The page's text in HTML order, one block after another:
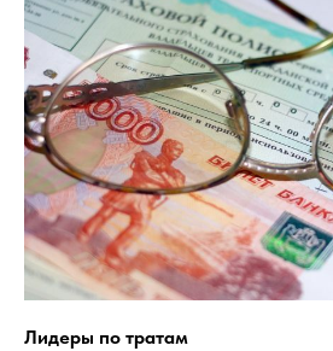
Лидеры по тратам